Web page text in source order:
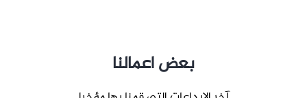
بعض اعمالنا